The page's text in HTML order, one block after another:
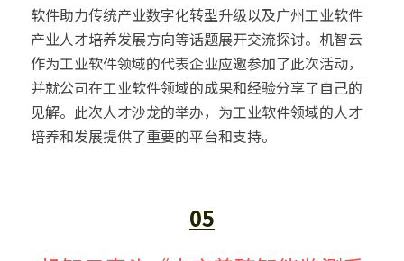
软件助力传统产业数字化转型升级以及广州工业软件
产业人才培养发展方向等话题展开交流探讨。机智云
作为工业软件领域的代表企业应邀参加了此次活动，
并就公司在工业软件领域的成果和经验分享了自己的
见解。此次人才沙龙的举办，为工业软件领域的人才
培养和发展提供了重要的平台和支持。
05